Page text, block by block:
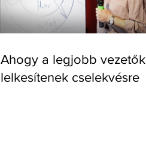
Ahogy a legjobb vezetők
lelkesítenek cselekvésre